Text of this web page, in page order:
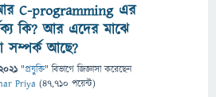
C-programming এর
কি? আর এদের মাঝে
সম্পর্ক আছে?
"প্রযুক্তি" বিভাগে জিজ্ঞাসাকরেছেন
Priya (47,710 পয়েন্ট)